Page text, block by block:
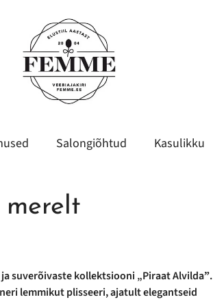
Salongiõhtud Kasulikku
suverõivaste kollektsiooni „Piraat Alvildaˮ.
lemmikut plisseeri, ajatult elegantseid